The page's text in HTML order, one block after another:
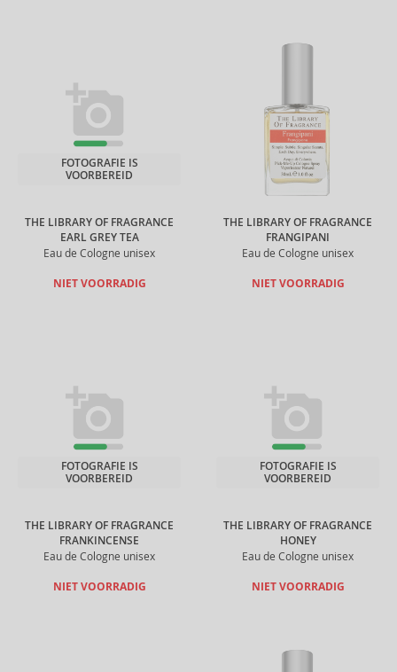
THE LIBRARY OF FRAGRANCE
EARL GREY TEA
Eau de Cologne unisex
FOTOGRAFIE IS
VOORBEREID
NIET VOORRADIG
THE LIBRARY OF FRAGRANCE
FRANGIPANI
Eau de Cologne unisex
NIET VOORRADIG
THE LIBRARY OF FRAGRANCE
FRANKINCENSE
Eau de Cologne unisex
FOTOGRAFIE IS
VOORBEREID
NIET VOORRADIG
THE LIBRARY OF FRAGRANCE
HONEY
Eau de Cologne unisex
FOTOGRAFIE IS
VOORBEREID
NIET VOORRADIG